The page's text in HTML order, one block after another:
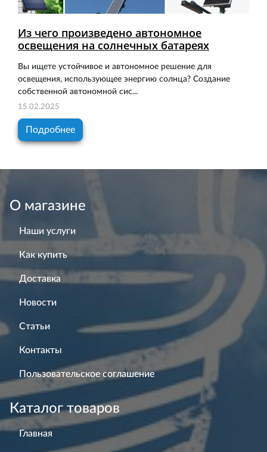
Из чего произведено автономное
освещения на солнечных батареях
Вы ищете устойчивое и автономное решение для
освещения, использующее энергию солнца? Создание
собственной автономной сис...
15.02.2025
Подробнее
О магазине
Наши услуги
Как купить
Доставка
Новости
Статьи
Контакты
Пользовательское соглашение
Каталог товаров
Главная